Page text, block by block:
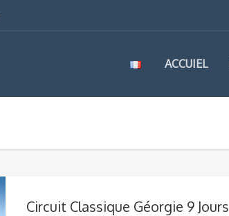
ACCUIEL
Circuit Classique Géorgie 9 Jours